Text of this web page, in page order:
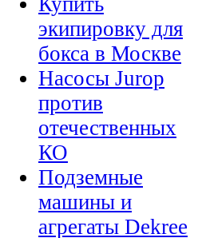
экипировку для
бокса в Москве
Насосы Jurop
против
отечественных
КО
Подземные
машины и
агрегаты Dekree